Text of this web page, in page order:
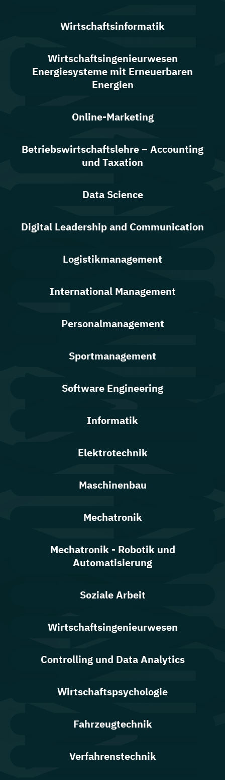
Wirtschaftsinformatik
Wirtschaftsingenieurwesen
Energiesysteme mit Erneuerbaren
Energien
Online-Marketing
Betriebswirtschaftslehre – Accounting
und Taxation
Data Science
Digital Leadership and Communication
Logistikmanagement
International Management
Personalmanagement
Sportmanagement
Software Engineering
Informatik
Elektrotechnik
Maschinenbau
Mechatronik
Mechatronik - Robotik und
Automatisierung
Soziale Arbeit
Wirtschaftsingenieurwesen
Controlling und Data Analytics
Wirtschaftspsychologie
Fahrzeugtechnik
Verfahrenstechnik